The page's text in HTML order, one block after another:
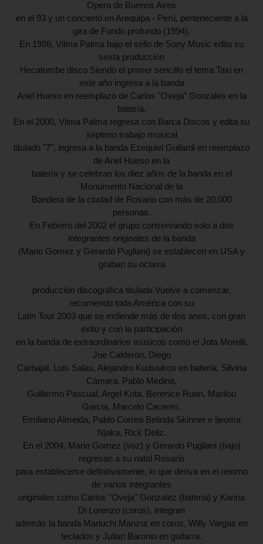
Opera de Buenos Aires
en el 93 y un concierto en Arequipa - Perú, perteneciente a la
gira de Fondo profundo (1994).
En 1998, Vilma Palma bajo el sello de Sony Music edita su
sexta producción
Hecatombe disco Siendo el primer sencillo el tema Taxi en
este año ingresa a la banda
Ariel Hueso en reemplazo de Carlos "Oveja" Gonzales en la
batería.
En el 2000, Vilma Palma regresa con Barca Discos y edita su
séptimo trabajo musical
titulado "7", ingresa a la banda Ezequiel Guilardi en reemplazo
de Ariel Hueso en la
batería y se celebran los diez años de la banda en el
Monumento Nacional de la
Bandera de la ciudad de Rosario con más de 20.000
personas.
En Febrero del 2002 el grupo conservando solo a dos
integrantes originales de la banda
(Mario Gomez y Gerardo Pugliani) se establecen en USA y
graban su octava
producción discográfica titulada Vuelve a comenzar,
recorriendo toda América con su
Latin Tour 2003 que se extiende más de dos anos, con gran
éxito y con la participación
en la banda de extraordinarios músicos como el Jota Morelli,
Joe Calderon, Diego
Carbajal, Luis Salas, Alejandro Kudsiukos en batería, Silvina
Cámara, Pablo Medina,
Guillermo Pascual, Argel Kota, Berenice Ruan, Marilou
Garcia, Marcelo Caceres,
Emiliano Almeida, Pablo Correa Belinda Skinner e Ijeoma
Njaka, Rick Deliz.
En el 2004, Mario Gomez (voz) y Gerardo Pugliani (bajo)
regresan a su natal Rosario
para establecerse definitivamente, lo que deriva en el retorno
de varios integrantes
originales como Carlos "Oveja" Gonzalez (bateria) y Karina
Di Lorenzo (coros), integran
además la banda Mariuchi Manzur en coros, Willy Vargas en
teclados y Julian Baronio en guitarra.